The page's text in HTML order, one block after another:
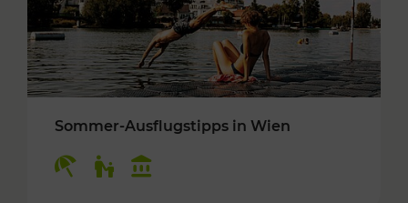
Sommer-Ausflugstipps in Wien